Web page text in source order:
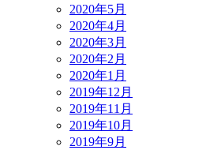
2020年5月
2020年4月
2020年3月
2020年2月
2020年1月
2019年12月
2019年11月
2019年10月
2019年9月